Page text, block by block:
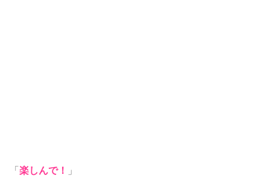
「 楽しんで！ 」